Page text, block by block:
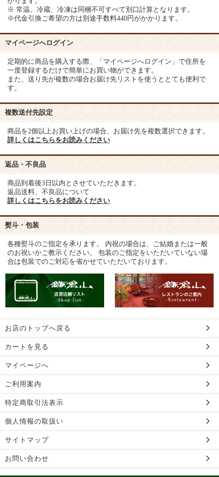
※ 常温、冷蔵、冷凍は同梱不可すべて別口計算となります。
※代金引換ご希望の方は別途手数料440円がかかります。
マイページへログイン
定期的に商品を購入する際、「マイページへログイン」で住所を
一度登録するだけで簡単にお買い物ができます。
また、送り先が複数の場合お届け先リストを使うととても便利で
す。
複数送付先設定
商品を2個以上お買い上げの場合、お届け先を複数選択できます。
詳しくはこちらをお読みください
返品・不良品
商品到着後3日以内とさせていただきます。
返品送料、不良品について
詳しくはこちらをお読みください
熨斗・包装
各種熨斗のご指定を承ります。 内祝の場合は、ご結婚または一般
のお祝いかご教示ください。 包装のご指定をいただいていない場
合は包装でのご対応を省かせていただいております。
お店のトップへ戻る
カートを見る
マイページへ
ご利用案内
特定商取引法表示
個人情報の取扱い
サイトマップ
お問い合わせ